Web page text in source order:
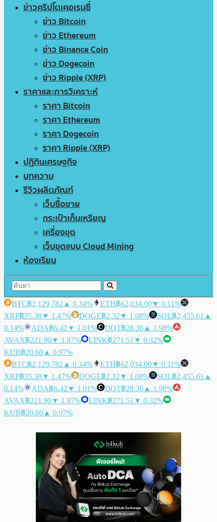
ข่าวคริปโตเคอเรนซี่
ข่าว Bitcoin
ข่าว Ethereum
ข่าว Binance Coin
ข่าว Dogecoin
ข่าว Ripple (XRP)
ราคาและการวิเคราะห์
ราคา Bitcoin
ราคา Ethereum
ราคา Dogecoin
ราคา Ripple (XRP)
ปฏิทินเศรษฐกิจ
บทความ
รีวิวผลิตภัณฑ์
เว็บซื้อขาย
กระเป๋าเก็บเหรียญ
เครื่องขุด
เว็บขุดแบบ Cloud Mining
ห้องเรียน
BTC฿2,129,782 ▲ 0.34% ETH฿62,034.00▼ 0.11%
XRP฿35.38▼ 1.47% DOGE฿2.32 ▼ 1.08% SOL฿2,455.61 ▲
0.14%
ADA฿6.42 ▼ 1.01% DOT฿28.36 ▲ 1.98%
AVAX฿221.90▼ 1.87% LINK฿271.51 ▼ 0.32%
KUB฿20.60 ▲ 0.97%
BTC฿2,129,782 ▲ 0.34% ETH฿62,034.00▼ 0.11%
XRP฿35.38▼ 1.47% DOGE฿2.32 ▼ 1.08% SOL฿2,455.61 ▲
0.14%
ADA฿6.42 ▼ 1.01% DOT฿28.36 ▲ 1.98%
AVAX฿221.90▼ 1.87% LINK฿271.51 ▼ 0.32%
KUB฿20.60 ▲ 0.97%